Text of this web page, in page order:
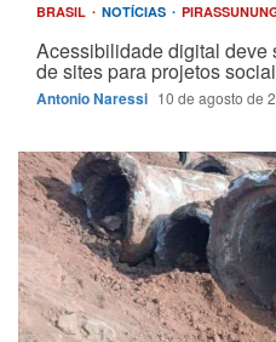
BRASIL NOTÍCIAS
Acessibilidade digital deve
de sites para projetos
Antonio Naressi 10 de agosto de